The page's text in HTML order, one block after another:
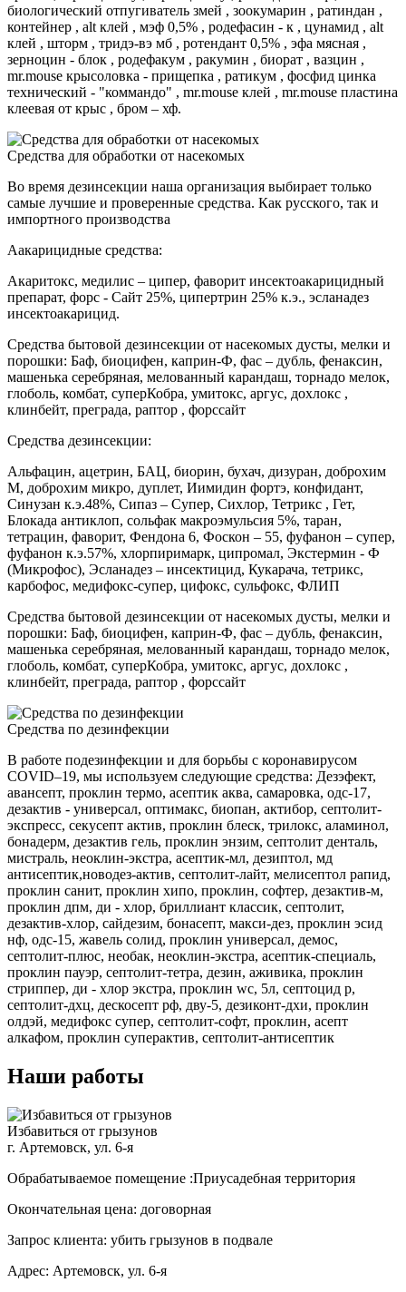
биологический отпугиватель змей , зоокумарин , ратиндан ,
контейнер , alt клей , мэф 0,5% , родефасин - к , цунамид , alt
клей , шторм , тридэ-вэ мб , ротендант 0,5% , эфа мясная ,
зерноцин - блок , родефакум , ракумин , биорат , вазцин ,
mr.mouse крысоловка - прищепка , ратикум , фосфид цинка
технический - "коммандо" , mr.mouse клей , mr.mouse пластина
клеевая от крыс , бром – хф.
Средства для обработки от насекомых
Во время дезинсекции наша организация выбирает только
самые лучшие и проверенные средства. Как русского, так и
импортного производства
Аакарицидные средства:
Акаритокс, медилис – ципер, фаворит инсектоакарицидный
препарат, форс - Сайт 25%, ципертрин 25% к.э., эсланадез
инсектоакарицид.
Средства бытовой дезинсекции от насекомых дусты, мелки и
порошки: Баф, биоцифен, каприн-Ф, фас – дубль, фенаксин,
машенька серебряная, мелованный карандаш, торнадо мелок,
глоболь, комбат, суперКобра, умитокс, аргус, дохлокс ,
клинбейт, преграда, раптор , форссайт
Средства дезинсекции:
Альфацин, ацетрин, БАЦ, биорин, бухач, дизуран, доброхим
М, доброхим микро, дуплет, Иимидин фортэ, конфидант,
Синузан к.э.48%, Сипаз – Супер, Сихлор, Тетрикс , Гет,
Блокада антиклоп, сольфак макроэмульсия 5%, таран,
тетрацин, фаворит, Фендона 6, Фоскон – 55, фуфанон – супер,
фуфанон к.э.57%, хлорпиримарк, ципромал, Экстермин - Ф
(Микрофос), Эсланадез – инсектицид, Кукарача, тетрикс,
карбофос, медифокс-супер, цифокс, сульфокс, ФЛИП
Средства бытовой дезинсекции от насекомых дусты, мелки и
порошки: Баф, биоцифен, каприн-Ф, фас – дубль, фенаксин,
машенька серебряная, мелованный карандаш, торнадо мелок,
глоболь, комбат, суперКобра, умитокс, аргус, дохлокс ,
клинбейт, преграда, раптор , форссайт
Средства по дезинфекции
В работе подезинфекции и для борьбы с коронавирусом
COVID–19, мы используем следующие средства: Дезэфект,
авансепт, проклин термо, асептик аква, самаровка, одс-17,
дезактив - универсал, оптимакс, биопан, актибор, септолит-
экспресс, секусепт актив, проклин блеск, трилокс, аламинол,
бонадерм, дезактив гель, проклин энзим, септолит денталь,
мистраль, неоклин-экстра, асептик-мл, дезиптол, мд
антисептик,новодез-актив, септолит-лайт, мелисептол рапид,
проклин санит, проклин хипо, проклин, софтер, дезактив-м,
проклин дпм, ди - хлор, бриллиант классик, септолит,
дезактив-хлор, сайдезим, бонасепт, макси-дез, проклин эсид
нф, одс-15, жавель солид, проклин универсал, демос,
септолит-плюс, необак, неоклин-экстра, асептик-специаль,
проклин пауэр, септолит-тетра, дезин, аживика, проклин
стриппер, ди - хлор экстра, проклин wc, 5л, септоцид р,
септолит-дхц, дескосепт рф, дву-5, дезиконт-дхи, проклин
олдэй, медифокс супер, септолит-софт, проклин, асепт
алкафом, проклин суперактив, септолит-антисептик
Наши работы
Избавиться от грызунов
г. Артемовск, ул. 6-я
Обрабатываемое помещение :Приусадебная территория
Окончательная цена: договорная
Запрос клиента: убить грызунов в подвале
Адрес: Артемовск, ул. 6-я